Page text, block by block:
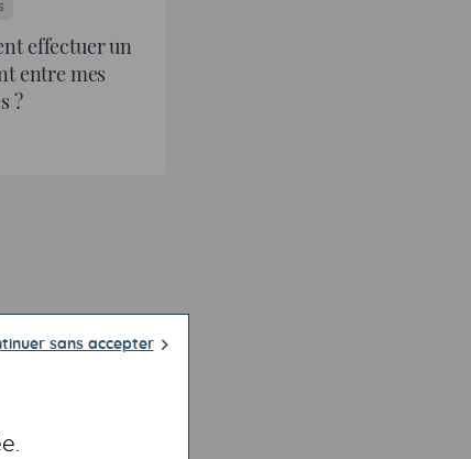
effectuer un
entre mes
?
sans accepter